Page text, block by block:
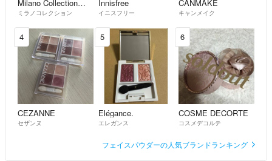
Milano Collection（kanebo）
ミラノコレクション
Innisfree
イニスフリー
CANMAKE
キャンメイク
4
CEZANNE
セザンヌ
5
Elégance.
エレガンス
6
COSME DECORTE
コスメデコルテ
フェイスパウダーの人気ブランドランキング